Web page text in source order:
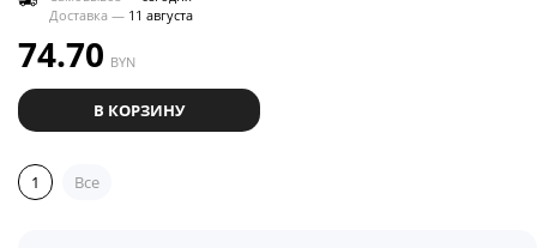
Доставка — 11 августа
74.70 BYN
В КОРЗИНУ
1 Все